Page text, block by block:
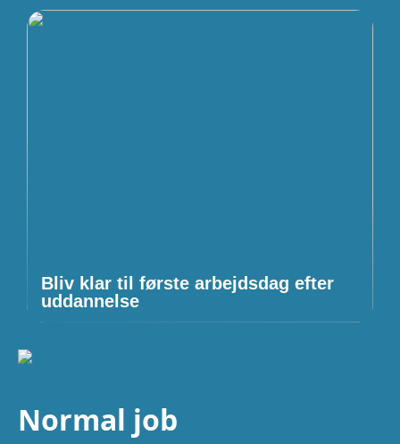
Bliv klar til første arbejdsdag efter
uddannelse
Normal job